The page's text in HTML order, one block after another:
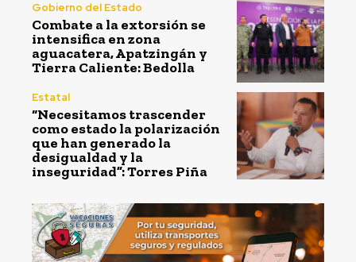
Gobierno del Estado
Combate a la extorsión se
intensifica en zona
aguacatera, Apatzingán y
Tierra Caliente: Bedolla
Estatal
“Necesitamos trascender
como estado la polarización
que han generado la
desigualdad y la
inseguridad”: Torres Piña